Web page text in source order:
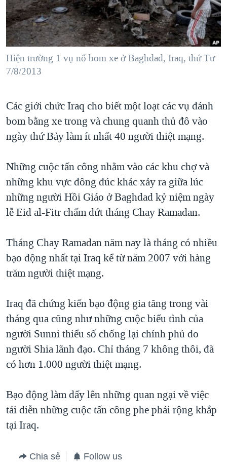
"Tìm"NGƯỜI VIỆT HẢI NGOẠI
ĐỜI SỐNG
KINH TẾ
KHOA HỌC
VĂN HOÁ
THỂ THAO
GIÁO DỤC
TẠI
HÀNH TRÌNH BẦU CỬ 2024
MỘT NĂM CHIẾN TRANH TẠI DẢI GAZA
GIẢI MÃ VÀNH ĐAI & CON ĐƯỜNG
NGÀY TỊ NẠN THẾ GIỚI
GROUND ZERO – XƯA VÀ NAY
CHI PHÍ CHIẾN TRANH AFGHANISTAN
THƯỢNG ĐỈNH TRUMP-KIM TẠI VIỆT NAM
TRỊNH VĨNH BÌNH VS. CHÍNH PHỦ VIỆT NAM
NGƯ DÂN VIỆT VÀ LÀN SÓNG TRỘM HẢI SÂM
QUAN HỆ VIỆT MỸ
VIDEO
NGHE
MẠNG XÃ HỘI
Ngôn ngữ khác
Hiện trường 1 vụ nổ bom xe ở Baghdad, Iraq, thứ Tư
7/8/2013
Các giới chức Iraq cho biết một loạt các vụ đánh
bom bằng xe trong và chung quanh thủ đô vào
ngày thứ Bảy làm ít nhất 40 người thiệt mạng.
Những cuộc tấn công nhằm vào các khu chợ và
những khu vực đông đúc khác xảy ra giữa lúc
những người Hồi Giáo ở Baghdad kỷ niệm ngày
lễ Eid al-Fitr chấm dứt tháng Chay Ramadan.
Tháng Chay Ramadan năm nay là tháng có nhiều
bạo động nhất tại Iraq kể từ năm 2007 với hàng
trăm người thiệt mạng.
Iraq đã chứng kiến bạo động gia tăng trong vài
tháng qua cũng như những cuộc biểu tình của
người Sunni thiểu số chống lại chính phủ do
người Shia lãnh đạo. Chỉ tháng 7 không thôi, đã
có hơn 1.000 người thiệt mạng.
Bạo động làm dấy lên những quan ngại về việc
tái diễn những cuộc tấn công phe phái rộng khắp
tại Iraq.
Chia sẻ Follow us